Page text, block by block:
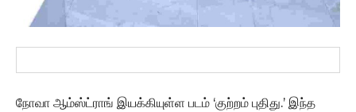
நோவா ஆம்ஸ்ட்ராங் இயக்கியுள்ள படம் ‘குற்றம் புதிது.’ இந்த